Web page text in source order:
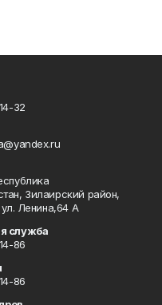
32
Зилаирский район,
Ленина,64 А
служба
86
86